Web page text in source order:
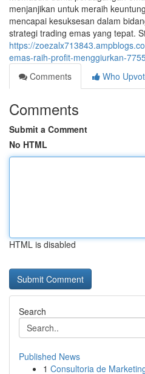
menjanjikan untuk meraih
mencapai kesuksesan dalam
strategi trading emas yang tepat.
https://
emas-raih-profit-menggiurkan-
Comments
Who
Comments
Submit a Comment
No HTML
HTML is disabled
Search
Published News
1 Consultoria de